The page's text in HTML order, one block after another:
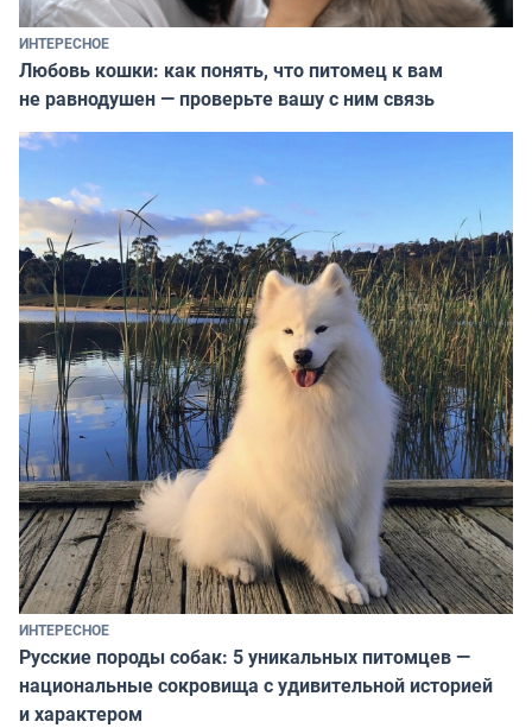
ИНТЕРЕСНОЕ
Любовь кошки: как понять, что питомец к вам
не равнодушен — проверьте вашу с ним связь
ИНТЕРЕСНОЕ
Русские породы собак: 5 уникальных питомцев —
национальные сокровища с удивительной историей
и характером